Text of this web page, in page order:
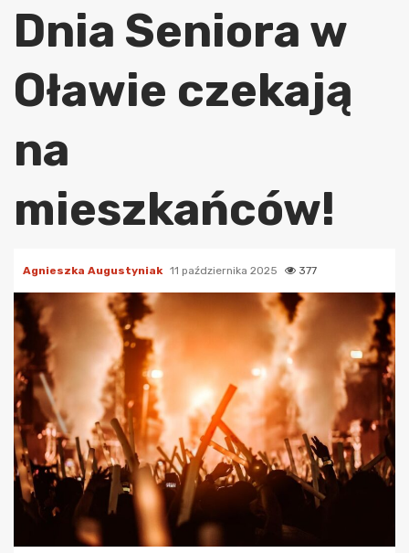
Dnia Seniora w
Oławie czekają
na
mieszkańców!
Agnieszka Augustyniak 11 października 2025 377